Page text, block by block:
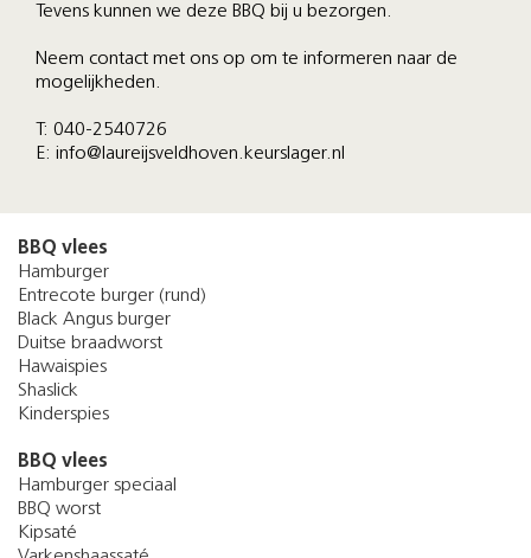
Tevens kunnen we deze BBQ bij u bezorgen.
Neem contact met ons op om te informeren naar de
mogelijkheden.
T: 040-2540726
E: info@laureijsveldhoven.keurslager.nl
BBQ vlees
Hamburger
Entrecote burger (rund)
Black Angus burger
Duitse braadworst
Hawaispies
Shaslick
Kinderspies
BBQ vlees
Hamburger speciaal
BBQ worst
Kipsaté